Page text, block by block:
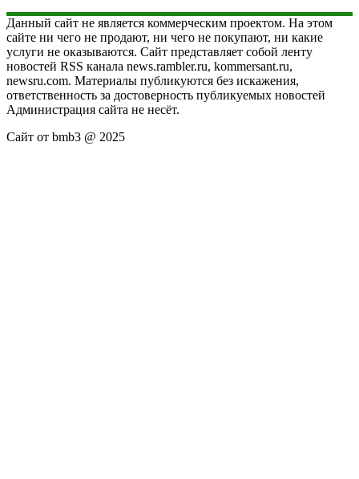
Данный сайт не является коммерческим проектом. На этом
сайте ни чего не продают, ни чего не покупают, ни какие
услуги не оказываются. Сайт представляет собой ленту
новостей RSS канала news.rambler.ru, kommersant.ru,
newsru.com. Материалы публикуются без искажения,
ответственность за достоверность публикуемых новостей
Администрация сайта не несёт.
Сайт от bmb3 @ 2025